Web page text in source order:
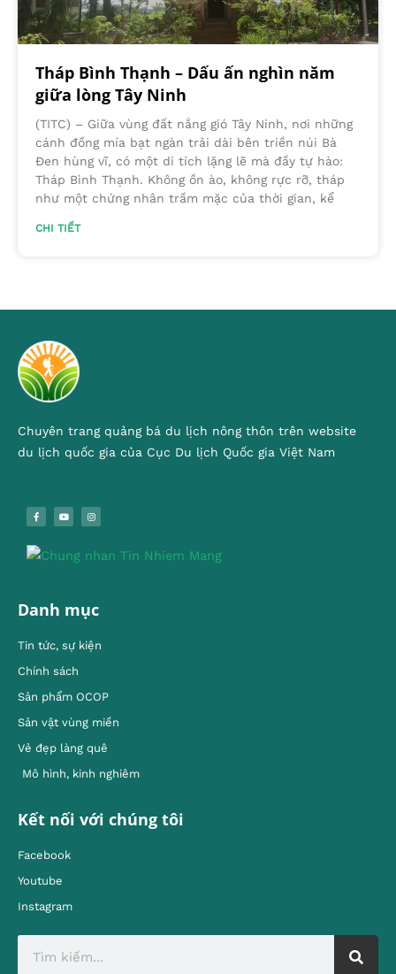
Tháp Bình Thạnh – Dấu ấn nghìn năm
giữa lòng Tây Ninh
(TITC) – Giữa vùng đất nắng gió Tây Ninh, nơi những
cánh đồng mía bạt ngàn trải dài bên triền núi Bà
Đen hùng vĩ, có một di tích lặng lẽ mà đầy tự hào:
Tháp Bình Thạnh. Không ồn ào, không rực rỡ, tháp
như một chứng nhân trầm mặc của thời gian, kể
CHI TIẾT
Chuyên trang quảng bá du lịch nông thôn trên website
du lịch quốc gia của Cục Du lịch Quốc gia Việt Nam
Danh mục
Tin tức, sự kiện
Chính sách
Sản phẩm OCOP
Sản vật vùng miền
Vẻ đẹp làng quê
Mô hình, kinh nghiêm
Kết nối với chúng tôi
Facebook
Youtube
Instagram